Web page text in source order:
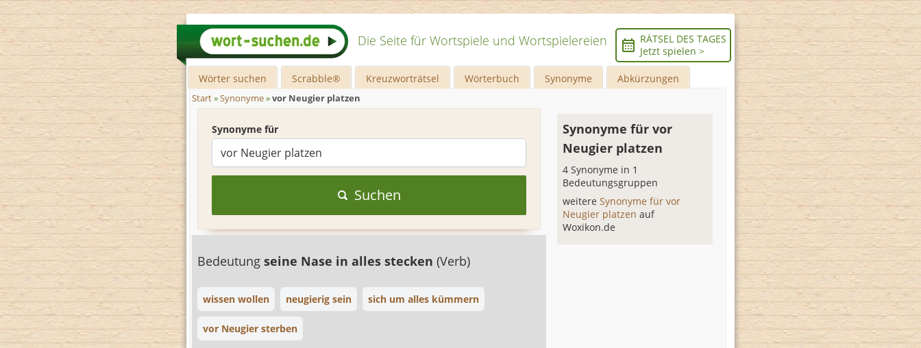
Die Seite für Wortspiele und Wortspielereien
RÄTSEL DES TAGES
Jetzt spielen >
Wörter suchen Scrabble® Kreuzworträtsel Wörterbuch Synonyme Abkürzungen
Start»Synonyme»vor Neugier platzen
Synonyme für
Suchen
Bedeutung seine Nase in alles stecken (Verb)
wissen wollen neugierig sein sich um alles kümmern
vor Neugier sterben
Synonyme für vor
Neugier platzen
4 Synonyme in 1
Bedeutungsgruppen
weitereSynonyme für vor
Neugier platzenauf
Woxikon.de